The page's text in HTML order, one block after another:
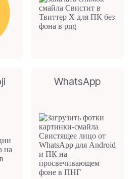
WhatsApp